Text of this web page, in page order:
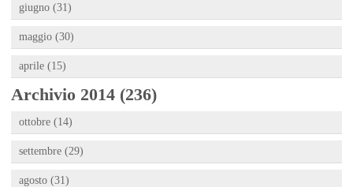
giugno (31)
maggio (30)
aprile (15)
Archivio 2014 (236)
ottobre (14)
settembre (29)
agosto (31)